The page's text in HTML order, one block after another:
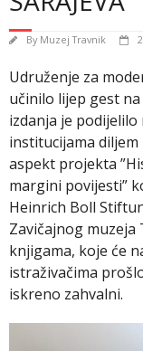
By Muzej Travnik
Udruženje za
učinilo lijep gest
izdanja je
institucijama
aspekt projekta
margini povijesti”
Heinrich Boll
Zavičajnog
knjigama, koje će
istraživačima
iskreno zahvalni.